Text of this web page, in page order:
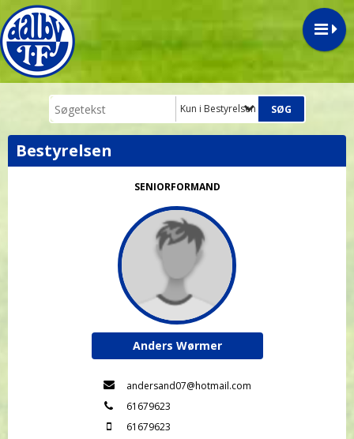
Kun i Bestyrelsen
Bestyrelsen
SENIORFORMAND
Anders Wørmer
andersand07@hotmail.com
61679623
61679623